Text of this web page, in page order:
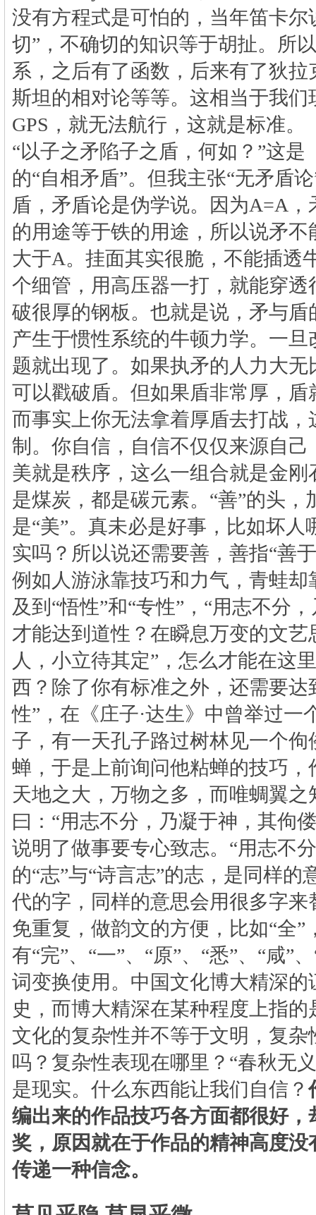
没有方程式是可怕的，当年笛卡尔
切”，不确切的知识等于胡扯。所
系，之后有了函数，后来有了狄
斯坦的相对论等等。这相当于我们
GPS ，就无法航行，这就是标准。
“以子之矛陷子之盾，何如？”这是
的“自相矛盾”。但我主张“无矛盾
盾，矛盾论是伪学说。因为A=A
的用途等于铁的用途，所以说矛不
大于A。挂面其实很脆，不能插透
个细管，用高压器一打，就能穿透
破很厚的钢板。也就是说，矛与盾
产生于惯性系统的牛顿力学。一
题就出现了。如果执矛的人力大无
可以戳破盾。但如果盾非常厚，盾
而事实上你无法拿着厚盾去打战，
制。你自信，自信不仅仅来源自己
美就是秩序，这么一组合就是金刚
是煤炭，都是碳元素。“善”的头，
是“美”。真未必是好事，比如坏人
实吗？所以说还需要善，善指“善
例如人游泳靠技巧和力气，青蛙却
及到“悟性”和“专性”，“用志不分
才能达到道性？在瞬息万变的文艺
人，小立待其定”，怎么才能在这
西？除了你有标准之外，还需要达
性”，在《庄子·达生》中曾举过一
子，有一天孔子路过树林见一个佝
蝉，于是上前询问他粘蝉的技巧，
天地之大，万物之多，而唯蜩翼之
曰：“用志不分，乃凝于神，其佝
说明了做事要专心致志。“用志不
的“志”与“诗言志”的志，是同样的
代的字，同样的意思会用很多字来
免重复，做韵文的方便，比如“全”
有“完”、“一”、“原”、“悉”、“咸”
词变换使用。中国文化博大精深的
史，而博大精深在某种程度上指
文化的复杂性并不等于文明，复杂
吗？复杂性表现在哪里？“春秋无
是现实。什么东西能让我们自信？
编出来的作品技巧各方面都很好，
奖，原因就在于作品的精神高度没
传递一种信念。